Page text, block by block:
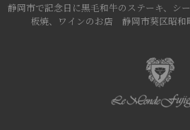
静岡市で記念日に黒毛和牛のステーキ、シ
板焼、ワインのお店 静岡市葵区昭和